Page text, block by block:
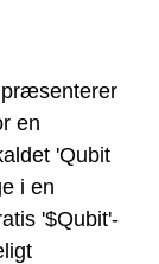
præsenterer
en
'Qubit
i en
'$Qubit'-